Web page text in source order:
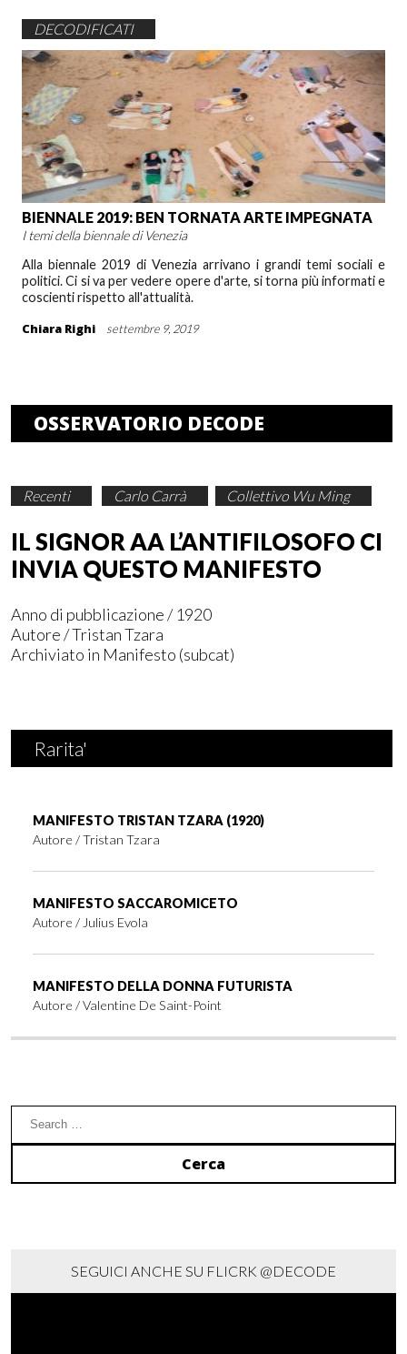
DECODIFICATI
BIENNALE 2019: BEN TORNATA ARTE IMPEGNATA
I temi della biennale di Venezia
Alla biennale 2019 di Venezia arrivano i grandi temi sociali e
politici. Ci si va per vedere opere d'arte, si torna più informati e
coscienti rispetto all'attualità.
Chiara Righi settembre 9, 2019
OSSERVATORIO DECODE
Recenti Carlo Carrà Collettivo Wu Ming
IL SIGNOR AA L’ANTIFILOSOFO CI
INVIA QUESTO MANIFESTO
Anno di pubblicazione / 1920
Autore /Tristan Tzara
Archiviato in Manifesto (subcat)
Rarita'
MANIFESTO TRISTAN TZARA (1920)
Autore /Tristan Tzara
MANIFESTO SACCAROMICETO
Autore / Julius Evola
MANIFESTO DELLA DONNA FUTURISTA
Autore /Valentine De Saint-Point
SEGUICI ANCHE SU FLICRK @DECODE